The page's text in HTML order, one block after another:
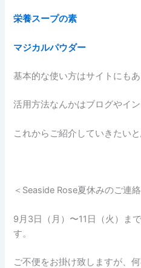
栄養スープの素
マジカルパウダー
基本的な使い方はサイトにもあ
活用方法なんかはブログやイ
これからご紹介していきたい
＜Seaside Rose夏休みのご連絡
9月3日（月）〜11日（火）ま
す。
ご不便をお掛け致しますが、